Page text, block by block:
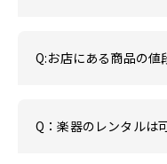
Q:お店にある商品の値
Q：楽器のレンタルは